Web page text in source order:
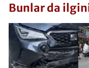
Bunlar da